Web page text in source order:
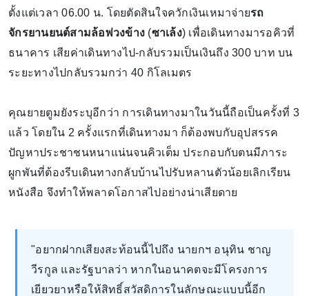
ตั้งแต่เวลา 06.00 น. โดยตัดสินใจควักเงินเหมาจ่ายรถ
จักรยานยนต์สามล้อพ่วงข้าง (ซาเล้ง) เพื่อเดินทางมารอคิวที่
ธนาคาร เสียค่าเดินทางไป-กลับรวมเป็นเงินถึง 300 บาท บน
ระยะทางไปกลับรวมกว่า 40 กิโลเมตร
คุณยายตูมยังระบุอีกว่า การเดินทางมาในวันนี้ถือเป็นครั้งที่ 3
แล้ว โดยใน 2 ครั้งแรกที่เดินทางมา ก็ต้องพบกับอุปสรรค
ปัญหาประชาชนหนาแน่นจนคิวเต็ม ประกอบกับตนมีภาระ
ผูกพันที่ต้องรีบเดินทางกลับบ้านไปรับหลานตัวน้อยเลิกเรียน
หนังสือ จึงทำให้พลาดโอกาสไปอย่างน่าเสียดาย
"อยากฝากเสียงสะท้อนนี้ไปถึง นายกฯ อนุทิน ชาญ
วีรกูล และรัฐบาลว่า หากในอนาคตจะมีโครงการ
เยียวยาหรือให้สิทธิ์สวัสดิการในลักษณะแบบนี้อีก